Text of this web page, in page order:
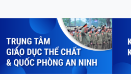
Previous